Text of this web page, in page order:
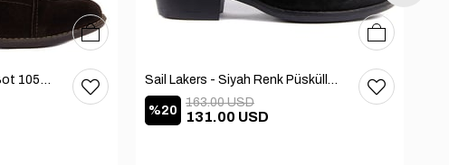
Sail Lakers - Kadın Deri Bot 105-2910-VENUS
363738
Sail Lakers - Siyah Renk Püsküllü Kadın Süet Bot 105-2929-VENUS
%20 131.00 USD
163.00 USD
3637